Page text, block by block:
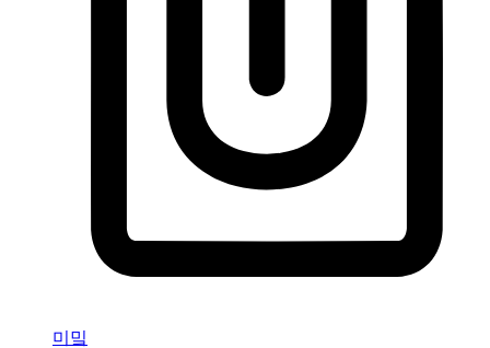
미밐